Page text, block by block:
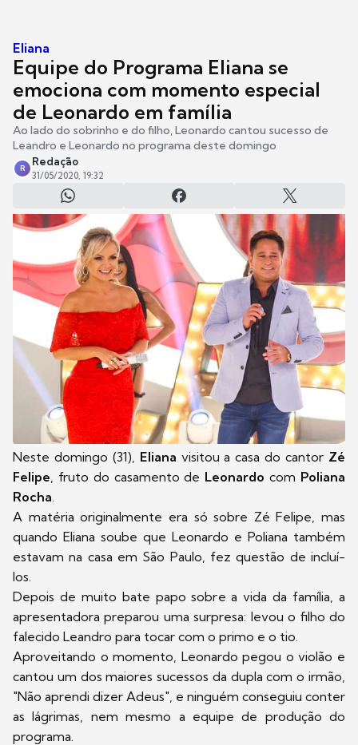
Eliana
Equipe do Programa Eliana se
emociona com momento especial
de Leonardo em família
Ao lado do sobrinho e do filho, Leonardo cantou sucesso de
Leandro e Leonardo no programa deste domingo
R
Redação
31/05/2020, 19:32
Neste domingo (31), Eliana visitou a casa do cantor Zé
Felipe , fruto do casamento de Leonardo com Poliana
Rocha
A matéria originalmente era só sobre Zé Felipe, mas
quando Eliana soube que Leonardo e Poliana também
estavam na casa em São Paulo, fez questão de incluí-
los.
Depois de muito bate papo sobre a vida da família, a
apresentadora preparou uma surpresa: levou o filho do
falecido Leandro para tocar com o primo e o tio.
Aproveitando o momento, Leonardo pegou o violão e
cantou um dos maiores sucessos da dupla com o irmão,
"Não aprendi dizer Adeus", e ninguém conseguiu conter
as lágrimas, nem mesmo a equipe de produção do
programa.